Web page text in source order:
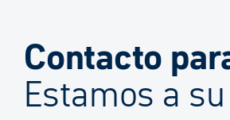
Contacto
Estamos a